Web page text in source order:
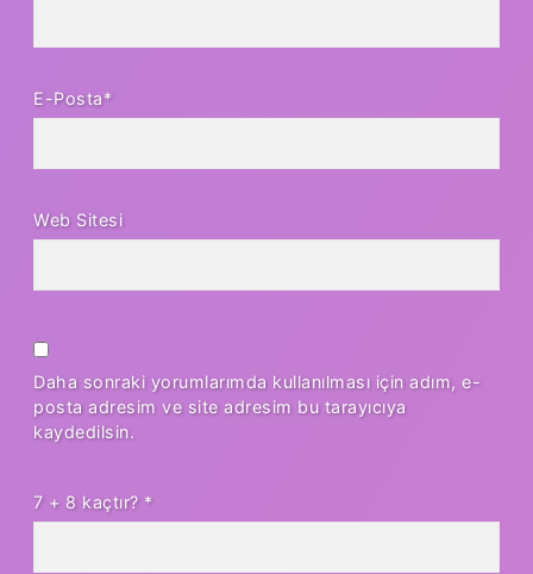
E-Posta*
Web Sitesi
Daha sonraki yorumlarımda kullanılması için adım, e-
posta adresim ve site adresim bu tarayıcıya
kaydedilsin.
7 + 8 kaçtır? *